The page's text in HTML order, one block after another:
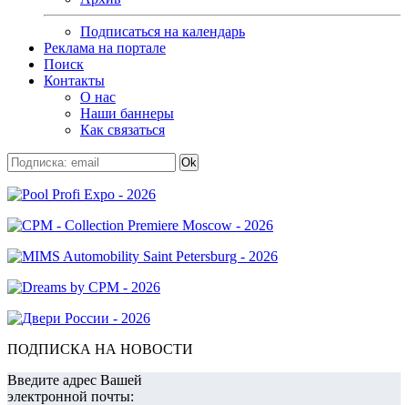
Подписаться на календарь
Реклама на портале
Поиск
Контакты
О нас
Наши баннеры
Как связаться
ПОДПИСКА НА НОВОСТИ
Введите адрес Вашей
электронной почты: